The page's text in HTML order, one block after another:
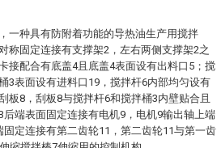
一种具有防附着功能的导热油生产用搅拌
称固定连接有支撑架2，左右两侧支撑架2之
接配合有底盖4且底盖4表面设有出料口5；搅
3表面设有进料口19，搅拌杆6内部均匀设有
板8，刮板8与搅拌杆6和搅拌桶3内壁贴合且
端表面固定连接有电机9，电机9输出轴上端
定连接有第二齿轮11，第二齿轮11与第一齿